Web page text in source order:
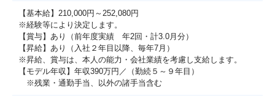
【基本給】210,000円～252,080円
※経験等により決定します。
【賞与】あり（前年度実績 年2回・計3.0月分）
【昇給】あり（入社２年目以降、毎年7月）
※昇給、賞与は、本人の能力・会社業績を考慮し支給します。
【モデル年収】年収390万円／（勤続５～９年目）
※残業・通勤手当、以外の諸手当含む